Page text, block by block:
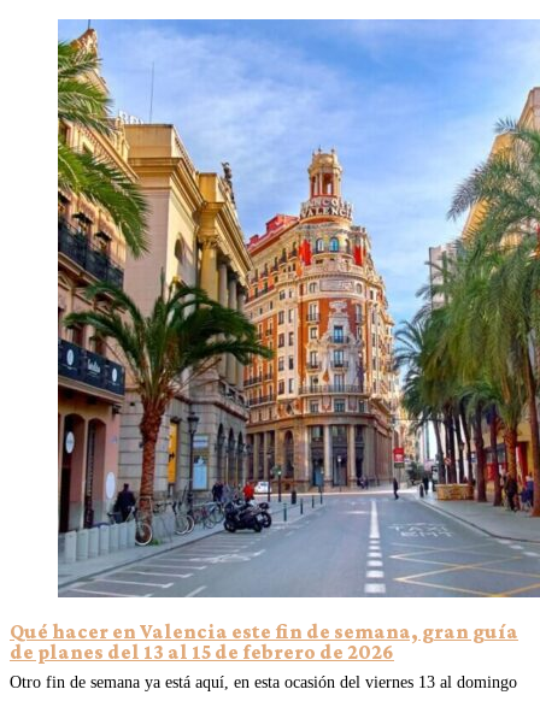
Qué hacer en Valencia este fin de semana, gran guía
de planes del 13 al 15 de febrero de 2026
Otro fin de semana ya está aquí, en esta ocasión del viernes 13 al domingo